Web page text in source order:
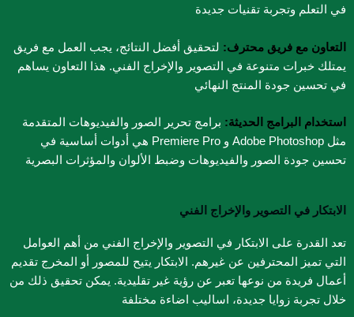
في التعلم وتجربة تقنيات جديدة
التعاون مع فريق محترف: لتحقيق أفضل النتائج، يجب العمل مع فريق
يمتلك خبرات متنوعة في التصوير والإخراج الفني. هذا التعاون يساهم
في تحسين جودة المنتج النهائي
استخدام البرامج الحديثة: برامج تحرير الصور والفيديوهات المتقدمة
مثل Adobe Photoshop و Premiere Pro هي أدوات أساسية في
تحسين جودة الصور والفيديوهات وضبط الألوان والمؤثرات البصرية
الابتكار في التصوير والإخراج الفني
تعد القدرة على الابتكار في التصوير والإخراج الفني من أهم العوامل
التي تميز المحترفين عن غيرهم. الابتكار يتيح للمصور أو المخرج تقديم
أعمال فريدة من نوعها تعبر عن رؤية غير تقليدية. يمكن تحقيق ذلك من
خلال تجربة زوايا جديدة، اساليب اضاءة مختلفة